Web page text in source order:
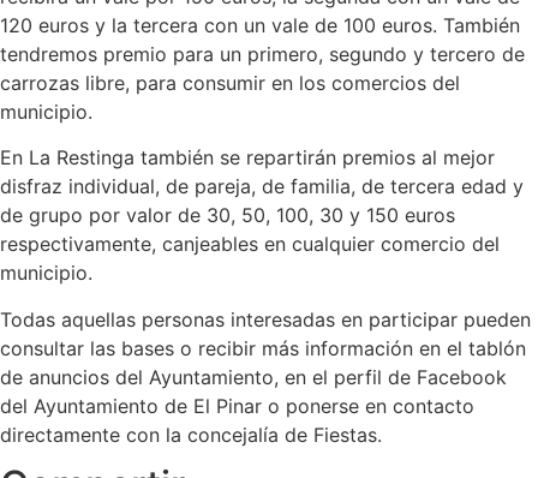
120 euros y la tercera con un vale de 100 euros. También
tendremos premio para un primero, segundo y tercero de
carrozas libre, para consumir en los comercios del
municipio.
En La Restinga también se repartirán premios al mejor
disfraz individual, de pareja, de familia, de tercera edad y
de grupo por valor de 30, 50, 100, 30 y 150 euros
respectivamente, canjeables en cualquier comercio del
municipio.
Todas aquellas personas interesadas en participar pueden
consultar las bases o recibir más información en el tablón
de anuncios del Ayuntamiento, en el perfil de Facebook
del Ayuntamiento de El Pinar o ponerse en contacto
directamente con la concejalía de Fiestas.